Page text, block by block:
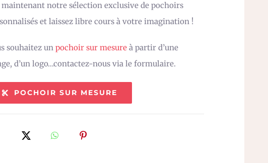
maintenant notre sélection exclusive de pochoirs
et laissez libre cours à votre imagination !
souhaitez un pochoir sur mesure à partir d’une
d’un logo…contactez-nous via le formulaire.
POCHOIR SUR MESURE